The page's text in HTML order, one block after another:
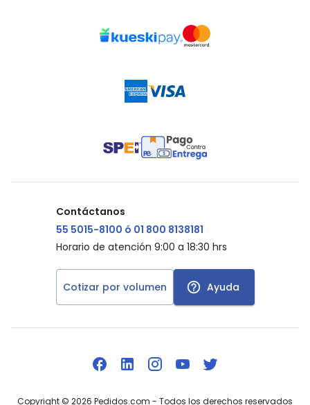
Contáctanos
55 5015-8100 ó 01 800 8138181
Horario de atención 9:00 a 18:30 hrs
Cotizar por volumen Ayuda
Copyright © 2026 Pedidos.com - Todos los derechos reservados